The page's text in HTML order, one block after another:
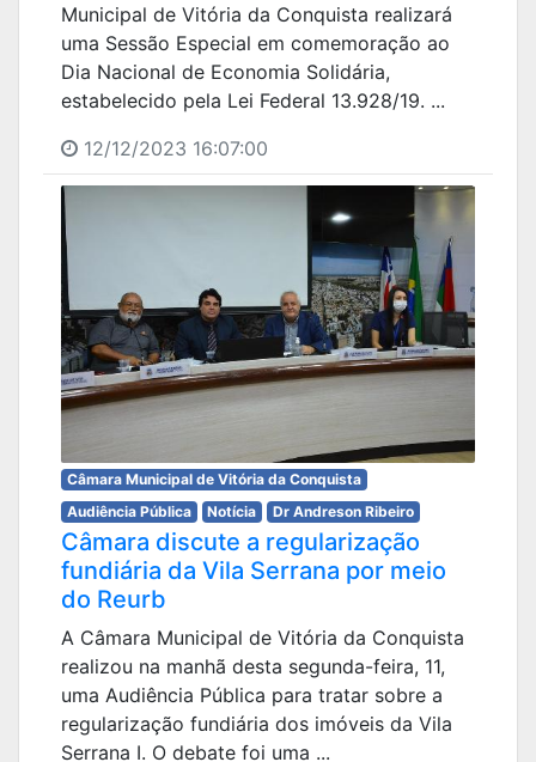
Municipal de Vitória da Conquista realizará
uma Sessão Especial em comemoração ao
Dia Nacional de Economia Solidária,
estabelecido pela Lei Federal 13.928/19. ...
12/12/2023 16:07:00
Câmara Municipal de Vitória da Conquista
Audiência Pública
Notícia Dr Andreson Ribeiro
Câmara discute a regularização
fundiária da Vila Serrana por meio
do Reurb
A Câmara Municipal de Vitória da Conquista
realizou na manhã desta segunda-feira, 11,
uma Audiência Pública para tratar sobre a
regularização fundiária dos imóveis da Vila
Serrana I. O debate foi uma ...